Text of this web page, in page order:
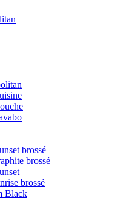
brossé
brossé
brossé
Black